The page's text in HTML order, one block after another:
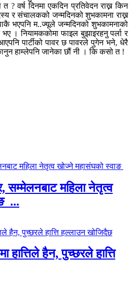
वर्ष दिनमा एकदिन प्रतिवेदन राख्न किन
र संचालकको जन्मदिनको शुभकामना राख्न
भएपनि म..ज्यूले जन्मदिनको शुभकामनाको
भए । नियामककोमा फाइल बुझाइरहनु पर्ला र
पार्टीको पावर छ पावरले पुगेन भने, धेरै
हाम्लेपनि जानेका छौं नी । कि कसो त !
सम्मेलनबाट महिला नेतृत्व
...
हात्तिले हैन, पुच्छरले हात्ति